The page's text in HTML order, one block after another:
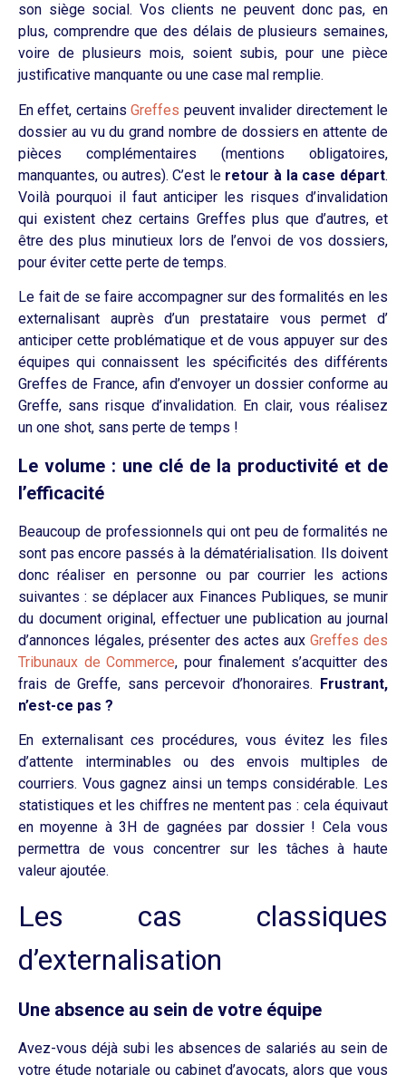
son siège social. Vos clients ne peuvent donc pas, en
plus, comprendre que des délais de plusieurs semaines,
voire de plusieurs mois, soient subis, pour une pièce
justificative manquante ou une case mal remplie.
En effet, certains Greffes peuvent invalider directement le
dossier au vu du grand nombre de dossiers en attente de
pièces complémentaires (mentions obligatoires,
manquantes, ou autres). C’est le retour à la case départ.
Voilà pourquoi il faut anticiper les risques d’invalidation
qui existent chez certains Greffes plus que d’autres, et
être des plus minutieux lors de l’envoi de vos dossiers,
pour éviter cette perte de temps.
Le fait de se faire accompagner sur des formalités en les
externalisant auprès d’un prestataire vous permet d’
anticiper cette problématique et de vous appuyer sur des
équipes qui connaissent les spécificités des différents
Greffes de France, afin d’envoyer un dossier conforme au
Greffe, sans risque d’invalidation. En clair, vous réalisez
un one shot, sans perte de temps !
Le volume : une clé de la productivité et de
l’efficacité
Beaucoup de professionnels qui ont peu de formalités ne
sont pas encore passés à la dématérialisation. Ils doivent
donc réaliser en personne ou par courrier les actions
suivantes : se déplacer aux Finances Publiques, se munir
du document original, effectuer une publication au journal
d’annonces légales, présenter des actes aux Greffes des
Tribunaux de Commerce, pour finalement s’acquitter des
frais de Greffe, sans percevoir d’honoraires. Frustrant,
n’est-ce pas ?
En externalisant ces procédures, vous évitez les files
d’attente interminables ou des envois multiples de
courriers. Vous gagnez ainsi un temps considérable. Les
statistiques et les chiffres ne mentent pas : cela équivaut
en moyenne à 3H de gagnées par dossier ! Cela vous
permettra de vous concentrer sur les tâches à haute
valeur ajoutée.
Les cas classiques
d’externalisation
Une absence au sein de votre équipe
Avez-vous déjà subi les absences de salariés au sein de
votre étude notariale ou cabinet d’avocats, alors que vous